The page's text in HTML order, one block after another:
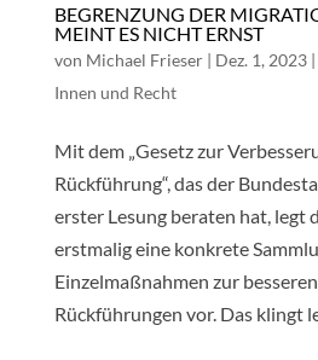
BEGRENZUNG DER
MEINT ES NICHT ERNST
von Michael Frieser| Dez. 1, 2023|
Innen und Recht
Mit dem „Gesetz zur
Rückführung“, das der
erster Lesung beraten hat, legt
erstmalig eine konkrete
Einzelmaßnahmen zur
Rückführungen vor. Das klingt